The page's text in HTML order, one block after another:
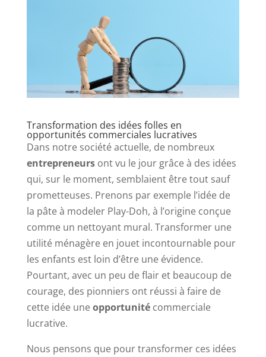
Transformation des idées folles en
opportunités commerciales lucratives
Dans notre société actuelle, de nombreux
entrepreneursont vu le jour grâce à des idées
qui, sur le moment, semblaient être tout sauf
prometteuses. Prenons par exemple l’idée de
la pâte à modeler Play-Doh, à l’origine conçue
comme un nettoyant mural. Transformer une
utilité ménagère en jouet incontournable pour
les enfants est loin d’être une évidence.
Pourtant, avec un peu de flair et beaucoup de
courage, des pionniers ont réussi à faire de
cette idée uneopportunitécommerciale
lucrative.
Nous pensons que pour transformer ces idées